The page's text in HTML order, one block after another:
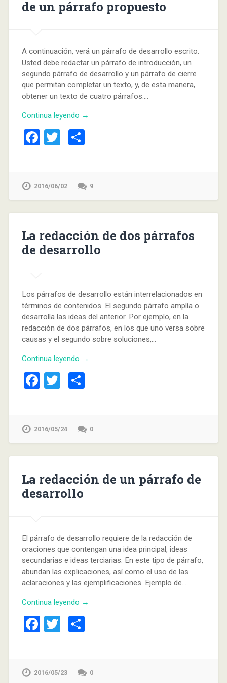
de un párrafo propuesto
A continuación, verá un párrafo de desarrollo escrito.
Usted debe redactar un párrafo de introducción, un
segundo párrafo de desarrollo y un párrafo de cierre
que permitan completar un texto, y, de esta manera,
obtener un texto de cuatro párrafos….
Continua leyendo →
Facebook
Twitter
2016/06/02 9
La redacción de dos párrafos
de desarrollo
Los párrafos de desarrollo están interrelacionados en
términos de contenidos. El segundo párrafo amplía o
desarrolla las ideas del anterior. Por ejemplo, en la
redacción de dos párrafos, en los que uno versa sobre
causas y el segundo sobre soluciones,…
Continua leyendo →
Facebook
Twitter
2016/05/24 0
La redacción de un párrafo de
desarrollo
El párrafo de desarrollo requiere de la redacción de
oraciones que contengan una idea principal, ideas
secundarias e ideas terciarias. En este tipo de párrafo,
abundan las explicaciones, así como el uso de las
aclaraciones y las ejemplificaciones. Ejemplo de…
Continua leyendo →
Facebook
Twitter
2016/05/23 0